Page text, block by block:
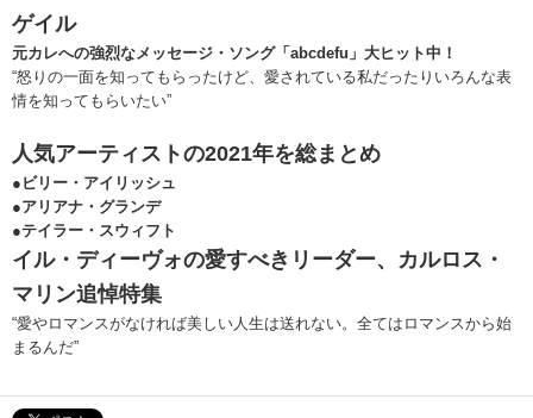
ゲイル
元カレへの強烈なメッセージ・ソング「abcdefu」大ヒット中！
“怒りの一面を知ってもらったけど、愛されている私だったりいろんな表
情を知ってもらいたい”
人気アーティストの2021年を総まとめ
●ビリー・アイリッシュ
●アリアナ・グランデ
●テイラー・スウィフト
イル・ディーヴォの愛すべきリーダー、カルロス・
マリン追悼特集
“愛やロマンスがなければ美しい人生は送れない。全てはロマンスから始
まるんだ”